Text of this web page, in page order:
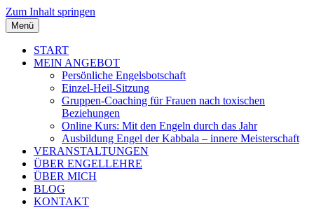
Zum Inhalt springen
Menü
START
MEIN ANGEBOT
Persönliche Engelsbotschaft
Einzel-Heil-Sitzung
Gruppen-Coaching für Frauen nach toxischen
Beziehungen
Online Kurs: Mit den Engeln durch das Jahr
Ausbildung Engel der Kabbala – innere Meisterschaft
VERANSTALTUNGEN
ÜBER ENGELLEHRE
ÜBER MICH
BLOG
KONTAKT